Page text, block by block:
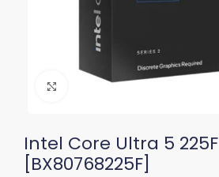
Clic para ampliar
Intel Core Ultra 5 225F
[BX80768225F]